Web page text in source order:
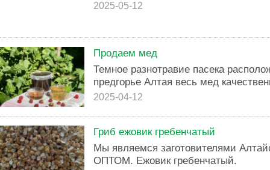
2025-05-12
Продаем мед
Темное разнотравие пасека
предгорье Алтая весь мед
2025-04-12
Гриб ежовик гребенчатый
Мы являемся заготовителями
ОПТОМ. Ежовик гребенчатый.